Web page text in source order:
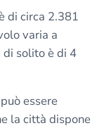
di circa 2.381
varia a
di solito è di 4
essere
la città dispone